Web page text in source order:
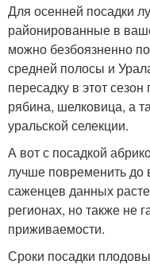
Для осенней посадки
районированные в
можно безбоязненно
средней полосы и
пересадку в этот
рябина, шелковица, а
уральской селекции.
А вот с посадкой
лучше повременить до
саженцев данных
регионах, но также не
приживаемости.
Сроки посадки